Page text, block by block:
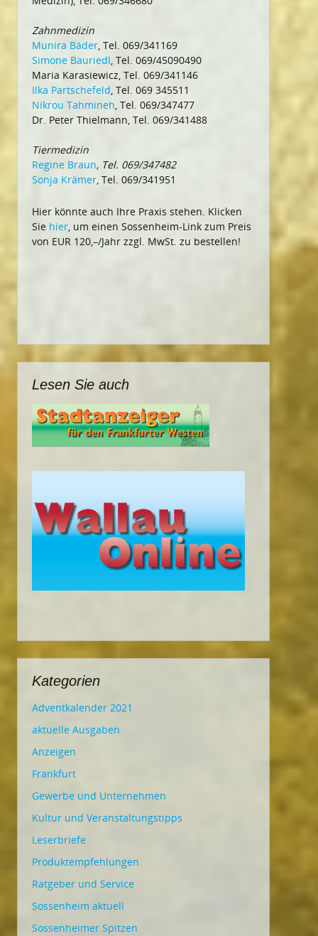
Zahnmedizin
Munira Bäder , Tel. 069/341169
Simone Bauriedl , Tel. 069/45090490
Maria Karasiewicz, Tel. 069/341146
Ilka Partschefeld , Tel. 069 345511
Nikrou Tahmineh , Tel. 069/347477
Dr. Peter Thielmann, Tel. 069/341488
Tiermedizin
Regine Braun, Tel. 069/347482
Sonja Krämer , Tel. 069/341951
Hier könnte auch Ihre Praxis stehen. Klicken
Sie hier , um einen Sossenheim-Link zum Preis
von EUR 120,–/Jahr zzgl. MwSt. zu bestellen!
Lesen Sie auch
Kategorien
Adventkalender 2021
aktuelle Ausgaben
Anzeigen
Frankfurt
Gewerbe und Unternehmen
Kultur und Veranstaltungstipps
Leserbriefe
Produktempfehlungen
Ratgeber und Service
Sossenheim aktuell
Sossenheimer Spitzen